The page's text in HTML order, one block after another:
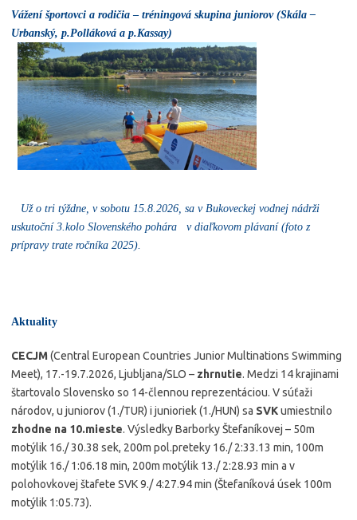
Vážení športovci a rodičia – tréningová skupina juniorov (Skála –
Urbanský, p.Polláková a p.Kassay)
Už o tri týždne, v sobotu 15.8.2026, sa v Bukoveckej vodnej nádrži
uskutoční 3.kolo Slovenského pohára
v diaľkovom plávaní (foto z
prípravy trate ročníka 2025).
Aktuality
CECJM(Central European Countries Junior Multinations Swimming
Meet), 17.-19.7.2026, Ljubljana/SLO – zhrnutie. Medzi 14 krajinami
štartovalo Slovensko so 14-člennou reprezentáciou. V súťaži
národov, u juniorov (1./TUR) i junioriek (1./HUN) sa SVKumiestnilo
zhodne na 10.mieste. Výsledky Barborky Štefaníkovej – 50m
motýlik 16./ 30.38 sek, 200m pol.preteky 16./ 2:33.13 min, 100m
motýlik 16./ 1:06.18 min, 200m motýlik 13./ 2:28.93 min a v
polohovkovej štafete SVK 9./ 4:27.94 min (Štefaníková úsek 100m
motýlik 1:05.73).